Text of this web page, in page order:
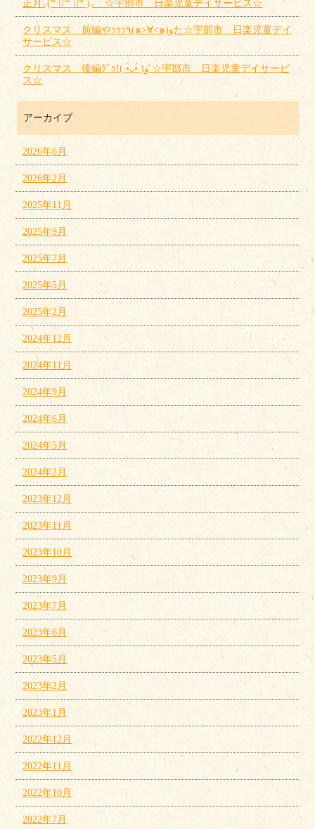
正月⸜(* ॑꒳ ॑* )⸝ ☆宇部市 日楽児童デイサービス☆
クリスマス 前編やｯｯｯ٩(๑>∀<๑)وた☆宇部市 日楽児童デイ
サービス☆
クリスマス 後編ｸﾞｯ!( •̀ᴗ•́ )و ̑̑☆宇部市 日楽児童デイサービ
ス☆
アーカイブ
2026年6月
2026年2月
2025年11月
2025年9月
2025年7月
2025年5月
2025年2月
2024年12月
2024年11月
2024年9月
2024年6月
2024年5月
2024年2月
2023年12月
2023年11月
2023年10月
2023年9月
2023年7月
2023年6月
2023年5月
2023年2月
2023年1月
2022年12月
2022年11月
2022年10月
2022年7月